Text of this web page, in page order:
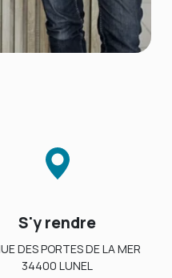
S'y rendre
DES PORTES DE LA MER
34400 LUNEL